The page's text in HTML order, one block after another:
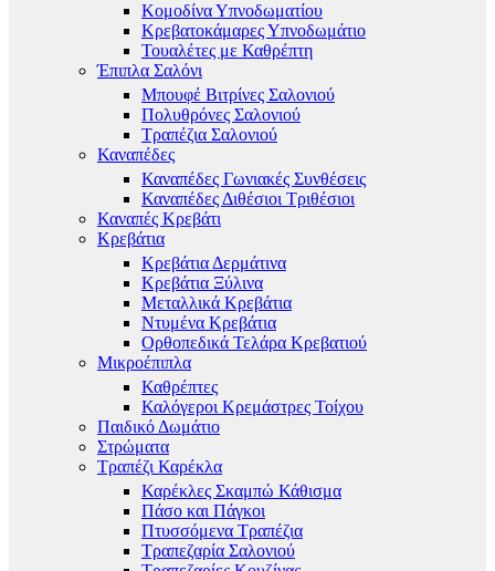
Κομοδίνα Υπνοδωματίου
Κρεβατοκάμαρες Υπνοδωμάτιο
Τουαλέτες με Καθρέπτη
Έπιπλα Σαλόνι
Μπουφέ Βιτρίνες Σαλονιού
Πολυθρόνες Σαλονιού
Τραπέζια Σαλονιού
Καναπέδες
Καναπέδες Γωνιακές Συνθέσεις
Καναπέδες Διθέσιοι Τριθέσιοι
Καναπές Κρεβάτι
Κρεβάτια
Κρεβάτια Δερμάτινα
Κρεβάτια Ξύλινα
Μεταλλικά Κρεβάτια
Ντυμένα Κρεβάτια
Ορθοπεδικά Τελάρα Κρεβατιού
Μικροέπιπλα
Καθρέπτες
Καλόγεροι Κρεμάστρες Τοίχου
Παιδικό Δωμάτιο
Στρώματα
Τραπέζι Καρέκλα
Καρέκλες Σκαμπώ Κάθισμα
Πάσο και Πάγκοι
Πτυσσόμενα Τραπέζια
Τραπεζαρία Σαλονιού